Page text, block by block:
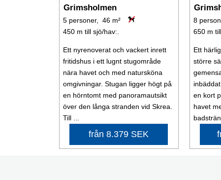
Grimsholmen
5 personer, 46 m²
450 m till sjö/hav:.
Ett nyrenoverat och vackert inrett
fritidshus i ett lugnt stugområde
nära havet och med natursköna
omgivningar. Stugan ligger högt på
en hörntomt med panoramautsikt
över den långa stranden vid Skrea.
Till ...
från 8.379 SEK
8
650 m
Ett
större
en kort
havet